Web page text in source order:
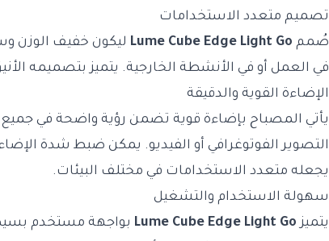
تصميم متعدد الاستخدامات
صُمم Lume Cube Edge Light Go ليكون خفيف الوزن
في العمل أو في الأنشطة الخارجية. يتميز بتصميمه
الإضاءة القوية والدقيقة
يأتي المصباح بإضاءة قوية تضمن رؤية واضحة في جميع
التصوير الفوتوغرافي أو الفيديو. يمكن ضبط شدة
يجعله متعدد الاستخدامات في مختلف البيئات.
سهولة الاستخدام والتشغيل
يتميز Lume Cube Edge Light Go بواجهة مستخدم